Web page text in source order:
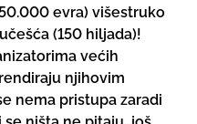
evra) višestruko
(150 hiljada)!
većih
njihovim
nema pristupa zaradi